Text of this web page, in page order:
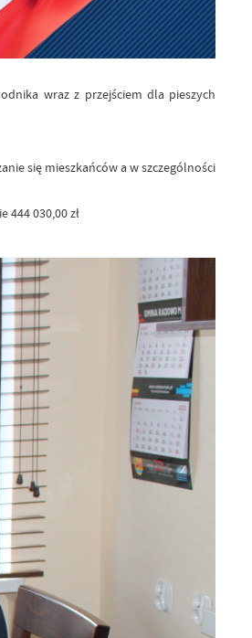
wraz z przejściem dla pieszych
się mieszkańców a w szczególności
030,00 zł